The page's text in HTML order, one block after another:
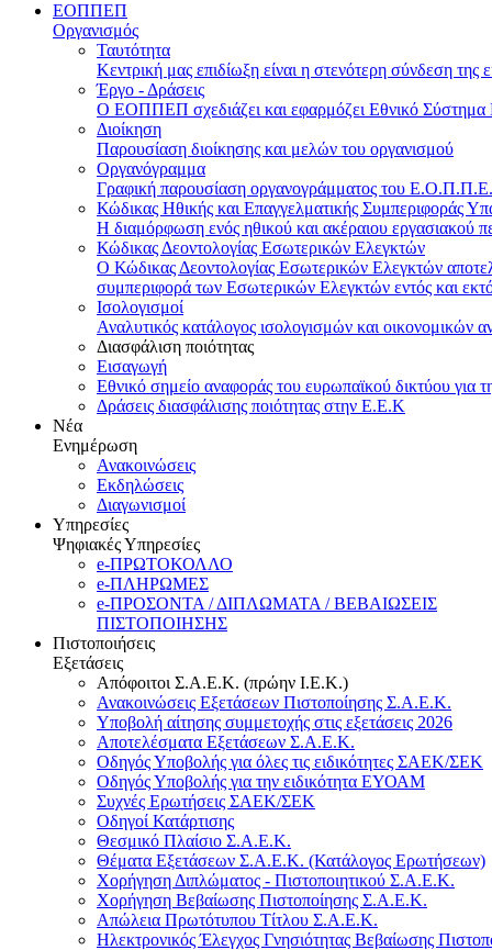
ΕΟΠΠΕΠ
Οργανισμός
Ταυτότητα
Κεντρική μας επιδίωξη είναι η στενότερη σύνδεση της
Έργο - Δράσεις
Ο ΕΟΠΠΕΠ σχεδιάζει και εφαρμόζει Eθνικό Σύστημα
Διοίκηση
Παρουσίαση διοίκησης και μελών του οργανισμού
Οργανόγραμμα
Γραφική παρουσίαση οργανογράμματος του
Κώδικας Ηθικής και Επαγγελματικής Συμπεριφοράς
Η διαμόρφωση ενός ηθικού και ακέραιου εργασιακού
Κώδικας Δεοντολογίας Εσωτερικών Ελεγκτών
Ο Κώδικας Δεοντολογίας Εσωτερικών Ελεγκτών
συμπεριφορά των Εσωτερικών Ελεγκτών εντός και
Ισολογισμοί
Αναλυτικός κατάλογος ισολογισμών και οικονομικών
Διασφάλιση ποιότητας
Εισαγωγή
Εθνικό σημείο αναφοράς του ευρωπαϊκού δικτύου για
Δράσεις διασφάλισης ποιότητας στην Ε.Ε.Κ
Νέα
Ενημέρωση
Ανακοινώσεις
Εκδηλώσεις
Διαγωνισμοί
Υπηρεσίες
Ψηφιακές Υπηρεσίες
e-ΠΡΩΤΟΚΟΛΛΟ
e-ΠΛΗΡΩΜΕΣ
e-ΠΡΟΣΟΝΤΑ / ΔΙΠΛΩΜΑΤΑ / ΒΕΒΑΙΩΣΕΙΣ
ΠΙΣΤΟΠΟΙΗΣΗΣ
Πιστοποιήσεις
Εξετάσεις
Απόφοιτοι Σ.Α.Ε.Κ. (πρώην Ι.Ε.Κ.)
Ανακοινώσεις Εξετάσεων Πιστοποίησης Σ.Α.Ε.Κ.
Υποβολή αίτησης συμμετοχής στις εξετάσεις 2026
Αποτελέσματα Εξετάσεων Σ.Α.Ε.Κ.
Οδηγός Υποβολής για όλες τις ειδικότητες ΣΑΕΚ/ΣΕΚ
Οδηγός Υποβολής για την ειδικότητα ΕΥΟΑΜ
Συχνές Ερωτήσεις ΣΑΕΚ/ΣΕΚ
Οδηγοί Κατάρτισης
Θεσμικό Πλαίσιο Σ.Α.Ε.Κ.
Θέματα Εξετάσεων Σ.Α.Ε.Κ. (Κατάλογος Ερωτήσεων)
Χορήγηση Διπλώματος - Πιστοποιητικού Σ.Α.Ε.Κ.
Χορήγηση Βεβαίωσης Πιστοποίησης Σ.Α.Ε.Κ.
Απώλεια Πρωτότυπου Τίτλου Σ.Α.Ε.Κ.
Ηλεκτρονικός Έλεγχος Γνησιότητας Βεβαίωσης